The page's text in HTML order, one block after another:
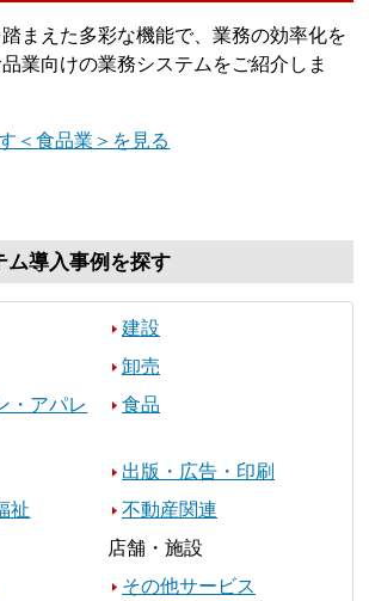
まえた多彩な機能で、業務の効率化を
業向けの業務システムをご紹介しま
＜食品業＞を見る
ム導入事例を探す
建設
卸売
・アパレ
食品
出版・広告・印刷
祉
不動産関連
店舗・施設
その他サービス